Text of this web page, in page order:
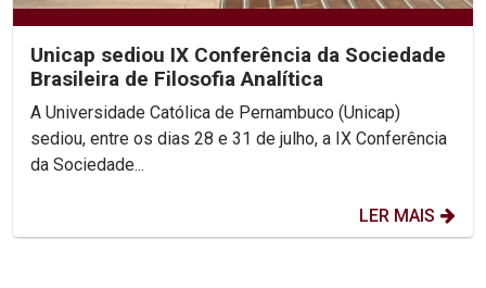
Unicap sediou IX Conferência da Sociedade
Brasileira de Filosofia Analítica
A Universidade Católica de Pernambuco (Unicap)
sediou, entre os dias 28 e 31 de julho, a IX Conferência
da Sociedade...
LER MAIS